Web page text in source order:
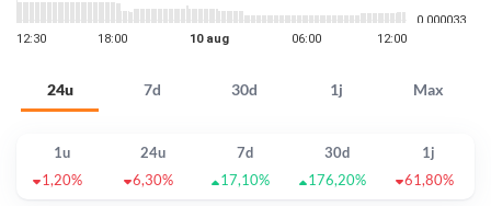
24u 7d 30d 1j Max
1u 24u 7d 30d
1j
1,20%
6,30% 17,10% 176,20% 61,80%